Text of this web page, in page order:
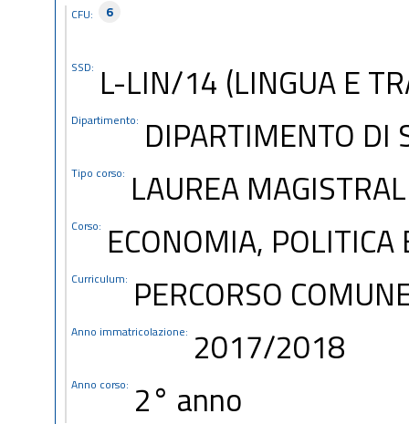
CFU: 6
SSD: L-LIN/14 (LINGUA E
Dipartimento: DIPARTIMENTO DI
Tipo corso: LAUREA
Corso: ECONOMIA,
Curriculum: PERCORSO
Anno immatricolazione: 2017/2018
Anno corso: 2° anno